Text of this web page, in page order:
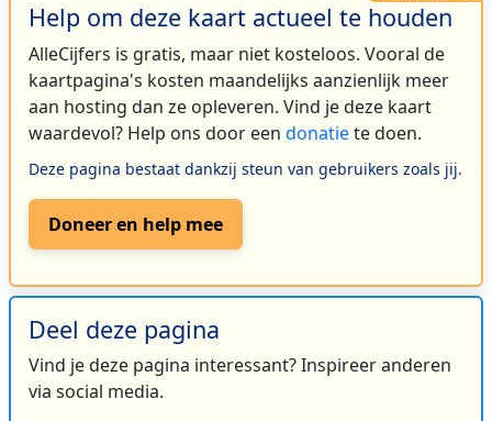
Help om deze kaart actueel te houden
AlleCijfers is gratis, maar niet kosteloos. Vooral de
kaartpagina's kosten maandelijks aanzienlijk meer
aan hosting dan ze opleveren. Vind je deze kaart
waardevol? Help ons door een donatiete doen.
Deze pagina bestaat dankzij steun van gebruikers zoals jij.
Doneer en help mee
Deel deze pagina
Vind je deze pagina interessant? Inspireer anderen
via social media.